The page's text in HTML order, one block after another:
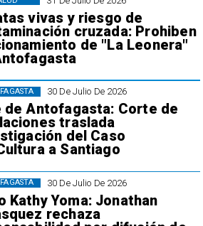
vivas y riesgo de
cruzada: Prohiben
de "La Leonera"
30 De Julio De 2026
de Antofagasta: Corte de
traslada
del Caso
a Santiago
30 De Julio De 2026
Kathy Yoma: Jonathan
rechaza